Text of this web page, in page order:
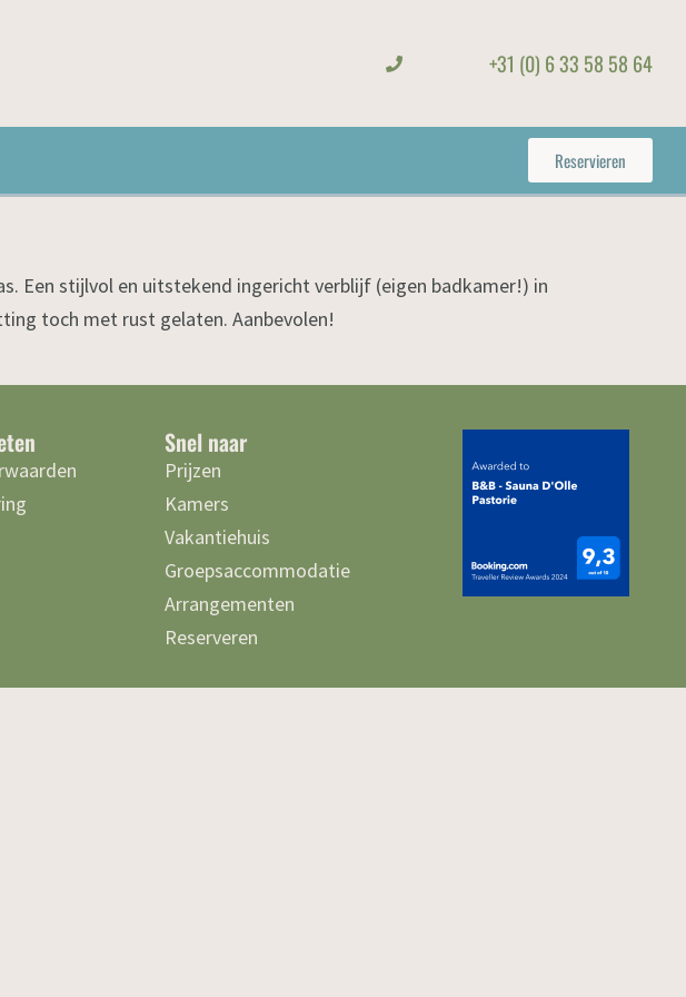
+31 (0) 6 33 58 58 64
Reservieren
Een stijlvol en uitstekend ingericht verblijf (eigen badkamer!) in
toch met rust gelaten. Aanbevolen!
Snel naar
Prijzen
Kamers
Vakantiehuis
Groepsaccommodatie
Arrangementen
Reserveren